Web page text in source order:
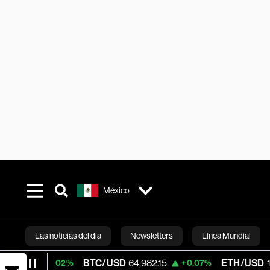
México
Las noticias del día Newsletters Línea Mundial
Bloomberg
BTC/USD 64,982.15 +0.07% ETH/USD 1,915.38